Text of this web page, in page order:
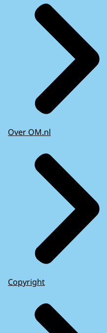
Over OM.nl
Copyright